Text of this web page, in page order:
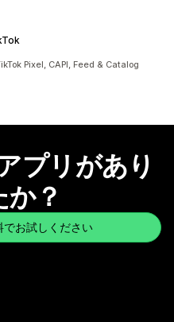
Pixel, CAPI, Feed & Catalog
プリがあり
か？
お試しください